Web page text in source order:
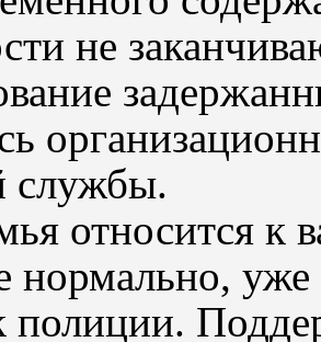
не
службы.
относится к
нормально,
полиции.